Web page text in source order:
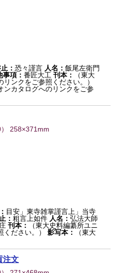
：恐々謹言 人名：飯尾左衛門
事項：番匠大工 刊本：
（東大
ンクをご参照ください。）
ンカタログへのリンクをご参
） 258×371mm
目安」東寺雑掌謹言上」当寺
：粗言上如件 人名：弘法大師
刊本：
（東大史料編纂所ユニ
ださい。）
影写本：
（東大
注文